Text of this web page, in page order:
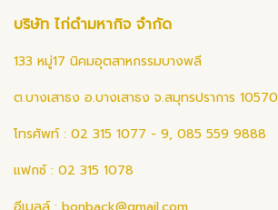
บริษัท ไก่ดำมหากิจ จำกัด
133 หมู่17 นิคมอุตสาหกรรมบางพลี
ต.บางเสาธง อ.บางเสาธง จ.สมุทรปราการ 10570
โทรศัพท์ : 02 315 1077 - 9, 085 559 9888
แฟกซ์ : 02 315 1078